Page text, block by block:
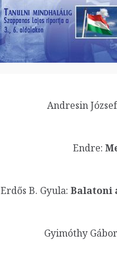
Andresin
Endre:
Erdős B. Gyula: Balatoni
Gyimóthy